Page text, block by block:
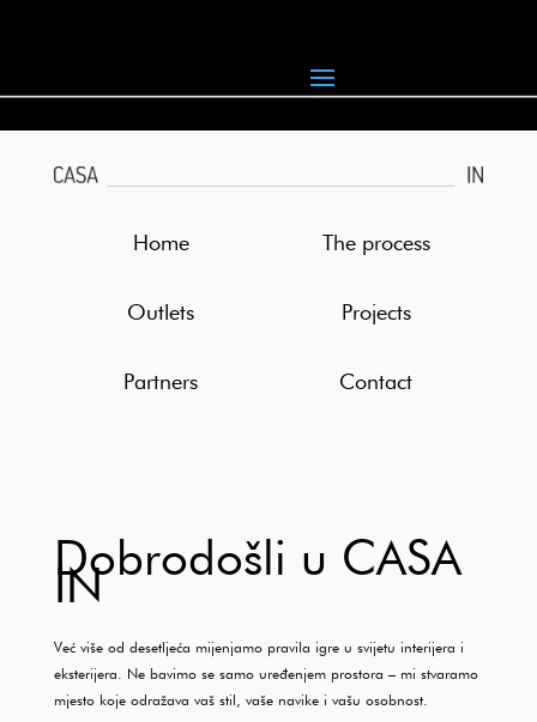
Home The process
Outlets Projects
Partners Contact
Dobrodošli u CASA
IN
Već više od desetljeća mijenjamo pravila igre u svijetu interijera i
eksterijera. Ne bavimo se samo uređenjem prostora – mi stvaramo
mjesto koje odražava vaš stil, vaše navike i vašu osobnost.